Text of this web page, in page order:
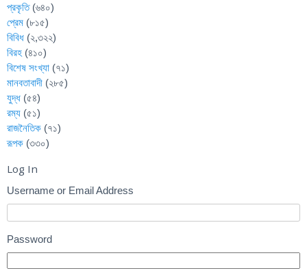
প্রকৃতি(৬৪০)
প্রেম (৮১৫)
বিবিধ (২,৩২২)
বিরহ (৪১০)
বিশেষ সংখ্যা (৭১)
মানবতাবাদী (২৮৫)
যুদ্ধ (৫৪)
রম্য (৫১)
রাজনৈতিক (৭১)
রূপক (৩৩০)
Log In
Username or Email Address
Password